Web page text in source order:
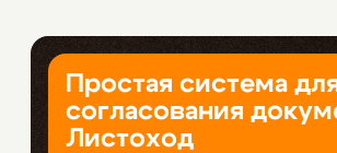
Простая система
согласования
Листоход